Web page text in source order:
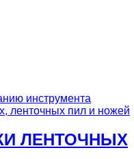
инструмента
ленточных пил и ножей
ЛЕНТОЧНЫХ